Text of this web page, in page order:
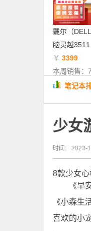
戴尔（
脑灵越3511
￥ 3399
本周销售：
笔记本
少女
时间: 2023-
8款少女
《早
《小森生
喜欢的小